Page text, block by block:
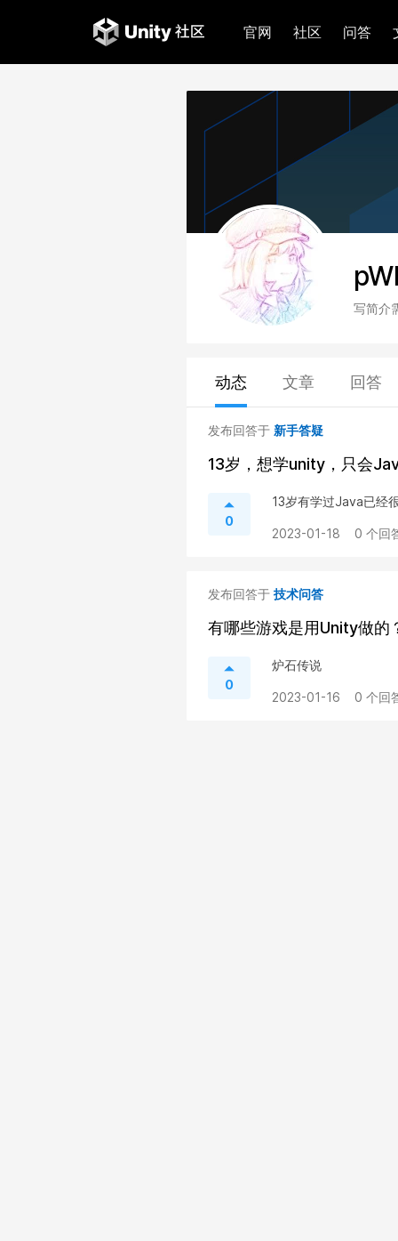
官网 社区 问答
写简介
动态 文章 回答
发布回答于 新手答疑
13岁，想学unity，只会
0
13岁有学过Java已经
2023-01-18 0 个回
发布回答于 技术问答
有哪些游戏是用Unity做的
0
炉石传说
2023-01-16 0 个回